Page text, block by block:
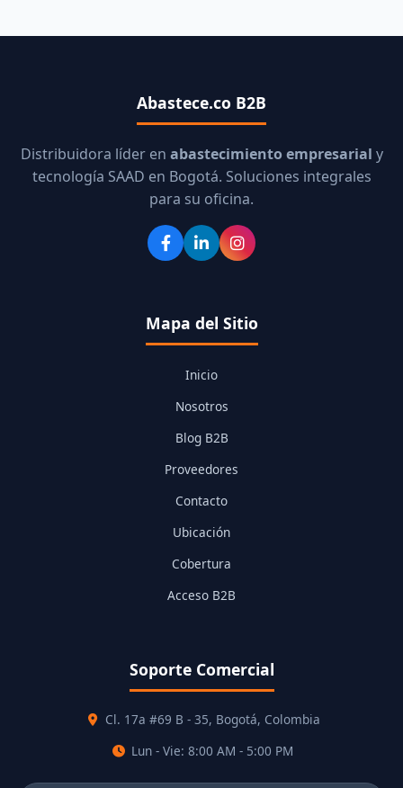
Abastece.co B2B
Distribuidora líder en abastecimiento empresarial y
tecnología SAAD en Bogotá. Soluciones integrales
para su oficina.
Mapa del Sitio
Inicio
Nosotros
Blog B2B
Proveedores
Contacto
Ubicación
Cobertura
Acceso B2B
Soporte Comercial
Cl. 17a #69 B - 35, Bogotá, Colombia
Lun - Vie: 8:00 AM - 5:00 PM